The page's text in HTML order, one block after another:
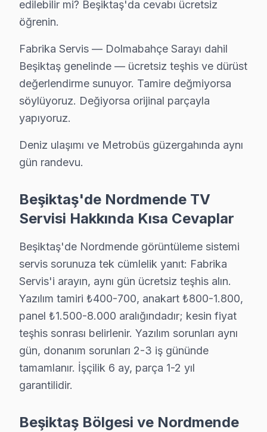
Nordmende TV'niz Sinanpaşa'de arıza yaptıysa
Beşiktaş TV Servis Merkezi →
Türkali Nordmende Servis
Nordmende TV'niz Türkali'de arıza yaptıysa
Türkali Nordmende Açılmıyor Arıza →
Ulus Nordmende Servis
Beşiktaş TV Servis Merkezi →
Vişnezade mahallesi Nordmende TV servisi için ön
Beşiktaş Nordmende Servis →
Beşiktaş Nordmende TV Servis Hizmet
Beşiktaş bölgesine kapıya gelen Nordmende TV tamir servisi
edilebilir mi? Beşiktaş'da cevabı ücretsiz
öğrenin.
Fabrika Servis — Dolmabahçe Sarayı dahil
Beşiktaş genelinde — ücretsiz teşhis ve dürüst
değerlendirme sunuyor. Tamire değmiyorsa
söylüyoruz. Değiyorsa orijinal parçayla
yapıyoruz.
Deniz ulaşımı ve Metrobüs güzergahında aynı
gün randevu.
Beşiktaş'de Nordmende TV
Servisi Hakkında Kısa Cevaplar
Beşiktaş'de Nordmende görüntüleme sistemi
servis sorunuza tek cümlelik yanıt: Fabrika
Servis'i arayın, aynı gün ücretsiz teşhis alın.
Yazılım tamiri ₺400-700, anakart ₺800-1.800,
panel ₺1.500-8.000 aralığındadır; kesin fiyat
teşhis sonrası belirlenir. Yazılım sorunları aynı
gün, donanım sorunları 2-3 iş gününde
tamamlanır. İşçilik 6 ay, parça 1-2 yıl
garantilidir.
Beşiktaş Bölgesi ve Nordmende